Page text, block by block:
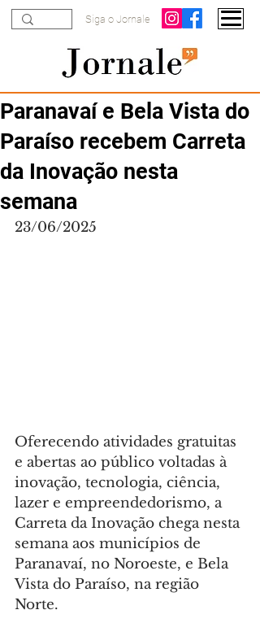
Siga o Jornale
Paranavaí e Bela Vista do
Paraíso recebem Carreta
da Inovação nesta
semana
23/06/2025
Oferecendo atividades gratuitas
e abertas ao público voltadas à
inovação, tecnologia, ciência,
lazer e empreendedorismo, a
Carreta da Inovação chega nesta
semana aos municípios de
Paranavaí, no Noroeste, e Bela
Vista do Paraíso, na região
Norte.